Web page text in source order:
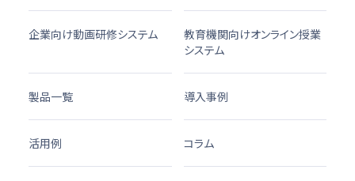
企業向け動画研修システム
教育機関向けオンライン授業
システム
製品一覧 導入事例
活用例 コラム